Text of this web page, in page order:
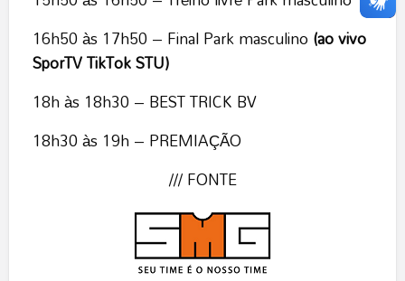
16h50 às 17h50 – Final Park masculino (ao vivo
SporTV TikTok STU)
18h às 18h30 – BEST TRICK BV
18h30 às 19h – PREMIAÇÃO
/// FONTE